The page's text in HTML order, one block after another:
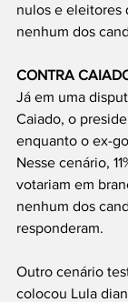
nulos e eleitores
nenhum dos
CONTRA
Já em uma
Caiado, o
enquanto o ex-
Nesse cenário,
votariam em
nenhum dos
responderam.
Outro cenário
colocou Lula